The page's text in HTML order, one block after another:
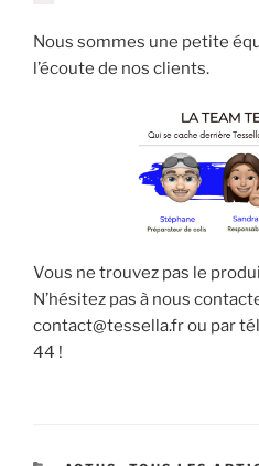
Nous sommes une petite
l’écoute de nos clients.
Vous ne trouvez pas le
N’hésitez pas à nous
contact@tessella.fr ou par
44 !